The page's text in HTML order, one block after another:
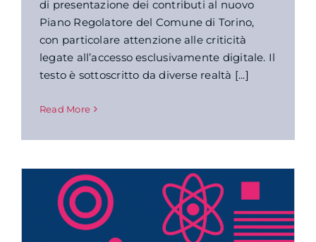
di presentazione dei contributi al nuovo
Piano Regolatore del Comune di Torino,
con particolare attenzione alle criticità
legate all’accesso esclusivamente digitale. Il
testo è sottoscritto da diverse realtà [...]
Read More